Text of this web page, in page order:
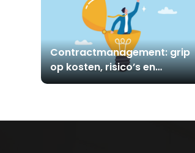
Contractmanagement: grip
op kosten, risico’s en
leverancierscontracten